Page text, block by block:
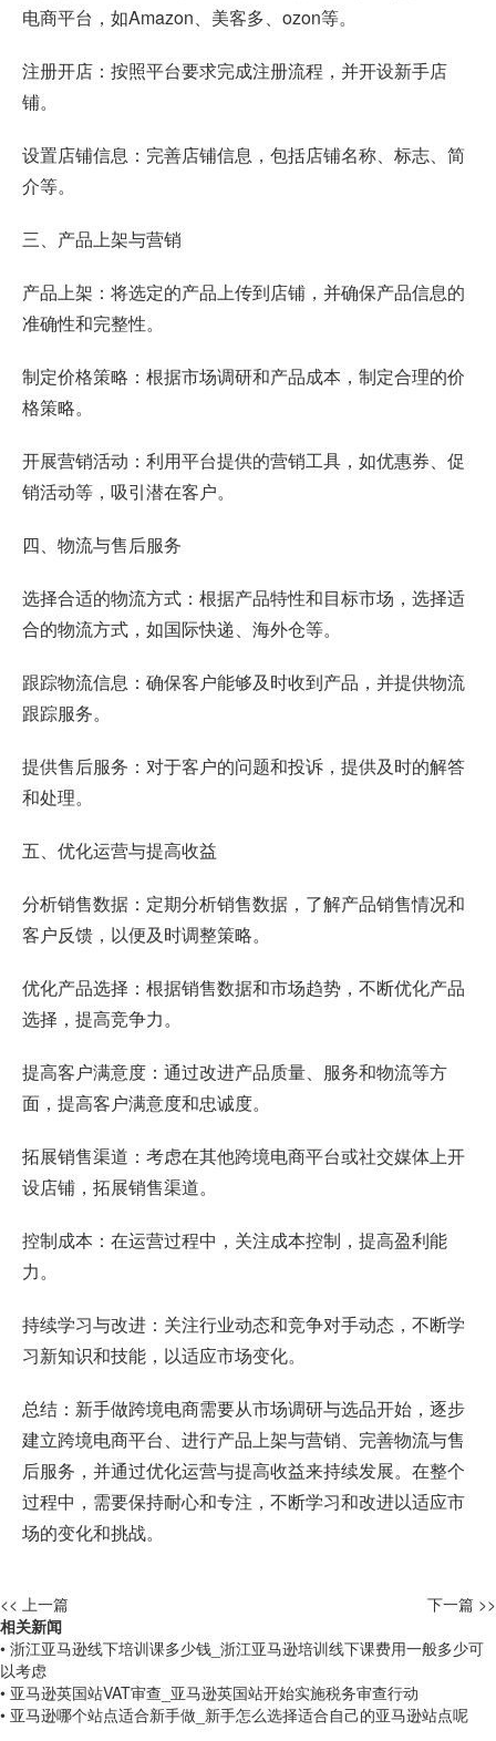
电商平台，如Amazon、美客多、ozon等。
注册开店：按照平台要求完成注册流程，并开设新手店
铺。
设置店铺信息：完善店铺信息，包括店铺名称、标志、简
介等。
三、产品上架与营销
产品上架：将选定的产品上传到店铺，并确保产品信息的
准确性和完整性。
制定价格策略：根据市场调研和产品成本，制定合理的价
格策略。
开展营销活动：利用平台提供的营销工具，如优惠券、促
销活动等，吸引潜在客户。
四、物流与售后服务
选择合适的物流方式：根据产品特性和目标市场，选择适
合的物流方式，如国际快递、海外仓等。
跟踪物流信息：确保客户能够及时收到产品，并提供物流
跟踪服务。
提供售后服务：对于客户的问题和投诉，提供及时的解答
和处理。
五、优化运营与提高收益
分析销售数据：定期分析销售数据，了解产品销售情况和
客户反馈，以便及时调整策略。
优化产品选择：根据销售数据和市场趋势，不断优化产品
选择，提高竞争力。
提高客户满意度：通过改进产品质量、服务和物流等方
面，提高客户满意度和忠诚度。
拓展销售渠道：考虑在其他跨境电商平台或社交媒体上开
设店铺，拓展销售渠道。
控制成本：在运营过程中，关注成本控制，提高盈利能
力。
持续学习与改进：关注行业动态和竞争对手动态，不断学
习新知识和技能，以适应市场变化。
总结：新手做跨境电商需要从市场调研与选品开始，逐步
建立跨境电商平台、进行产品上架与营销、完善物流与售
后服务，并通过优化运营与提高收益来持续发展。在整个
过程中，需要保持耐心和专注，不断学习和改进以适应市
场的变化和挑战。
<< 上一篇
下一篇 >>
相关新闻
• 浙江亚马逊线下培训课多少钱_浙江亚马逊培训线下课费用一般多少可
以考虑
• 亚马逊英国站VAT审查_亚马逊英国站开始实施税务审查行动
• 亚马逊哪个站点适合新手做_新手怎么选择适合自己的亚马逊站点呢